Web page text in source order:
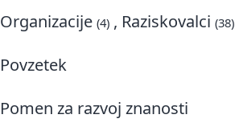
Organizacije(4) , Raziskovalci(38)
Povzetek
Pomen za razvoj znanosti